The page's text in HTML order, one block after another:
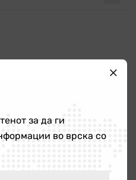
на едукатор/ка
тема „Болки во вратот
шират во рацете и
за да ги
во врска со